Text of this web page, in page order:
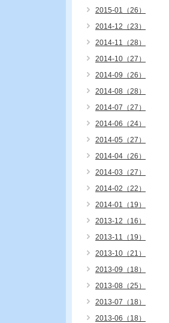
2015-01（26）
2014-12（23）
2014-11（28）
2014-10（27）
2014-09（26）
2014-08（28）
2014-07（27）
2014-06（24）
2014-05（27）
2014-04（26）
2014-03（27）
2014-02（22）
2014-01（19）
2013-12（16）
2013-11（19）
2013-10（21）
2013-09（18）
2013-08（25）
2013-07（18）
2013-06（18）